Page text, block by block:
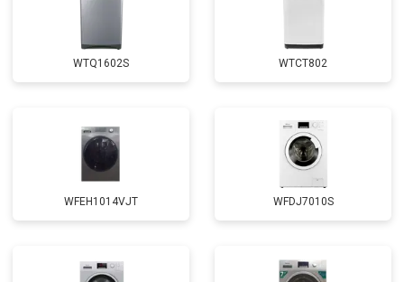
Замена крестовины от 2750 ₽
Замена подшипников от 2800 ₽ Заказать
Замена мотора от 3800 ₽ Заказать
от 2200 ₽ Заказать
Замена ТЭН от 2300 ₽ Заказать
WTQ1602S WTCT802
WFEH1014VJT WFDJ7010S